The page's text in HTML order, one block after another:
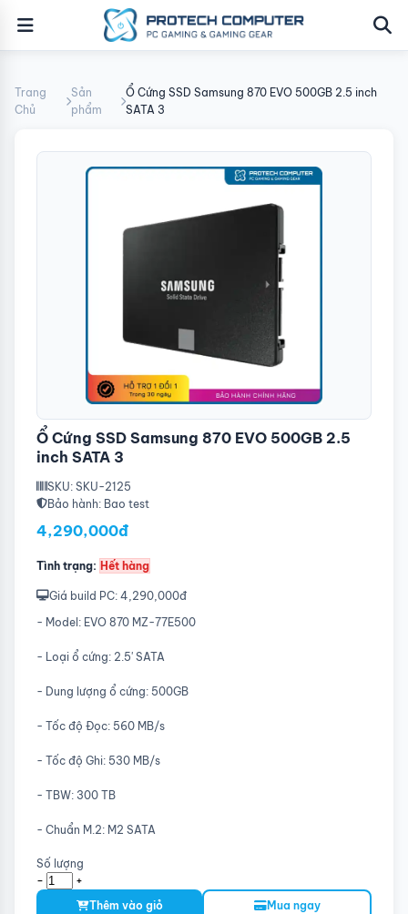
Trang
Chủ
Sản
phẩm
Ổ Cứng SSD Samsung 870 EVO 500GB 2.5 inch
SATA 3
Ổ Cứng SSD Samsung 870 EVO 500GB 2.5
inch SATA 3
SKU: SKU-2125
Bảo hành: Bao test
4,290,000đ
Tình trạng: Hết hàng
Giá build PC: 4,290,000đ
- Model: EVO 870 MZ-77E500
- Loại ổ cứng: 2.5' SATA
- Dung lượng ổ cứng: 500GB
- Tốc độ Đọc: 560 MB/s
- Tốc độ Ghi: 530 MB/s
- TBW: 300 TB
- Chuẩn M.2: M2 SATA
Số lượng
- +
Thêm vào giỏ Mua ngay